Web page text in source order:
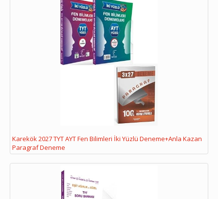
Karekök 2027 TYT AYT Fen Bilimleri İki Yüzlü Deneme+Anla Kazan
Paragraf Deneme